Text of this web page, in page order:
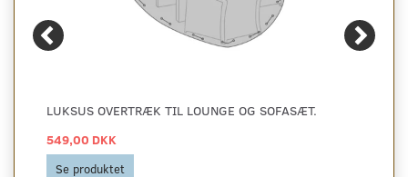
LUKSUS OVERTRÆK TIL LOUNGE OG SOFASÆT.
549,00 DKK
Se produktet